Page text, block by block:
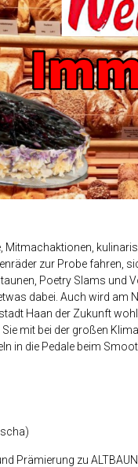
zur Probe fahren,
Poetry Slams und
dabei. Auch wird am
Haan der Zukunft
Sie mit bei der großen
in die Pedale beim
Prämierung zu